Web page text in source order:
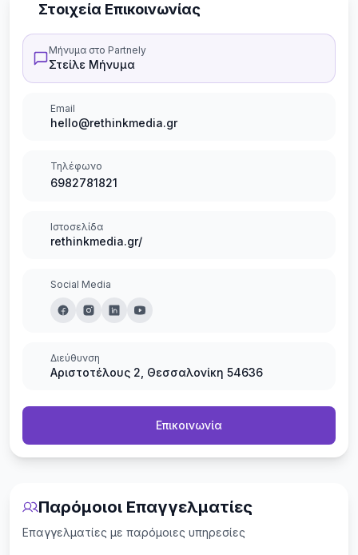
Στοιχεία Επικοινωνίας
Μήνυμα στο Partnely
Στείλε Μήνυμα
Email
hello@rethinkmedia.gr
Τηλέφωνο
6982781821
Ιστοσελίδα
rethinkmedia.gr/
Social Media
Διεύθυνση
Αριστοτέλους 2, Θεσσαλονίκη 54636
Επικοινωνία
Παρόμοιοι Επαγγελματίες
Επαγγελματίες με παρόμοιες υπηρεσίες